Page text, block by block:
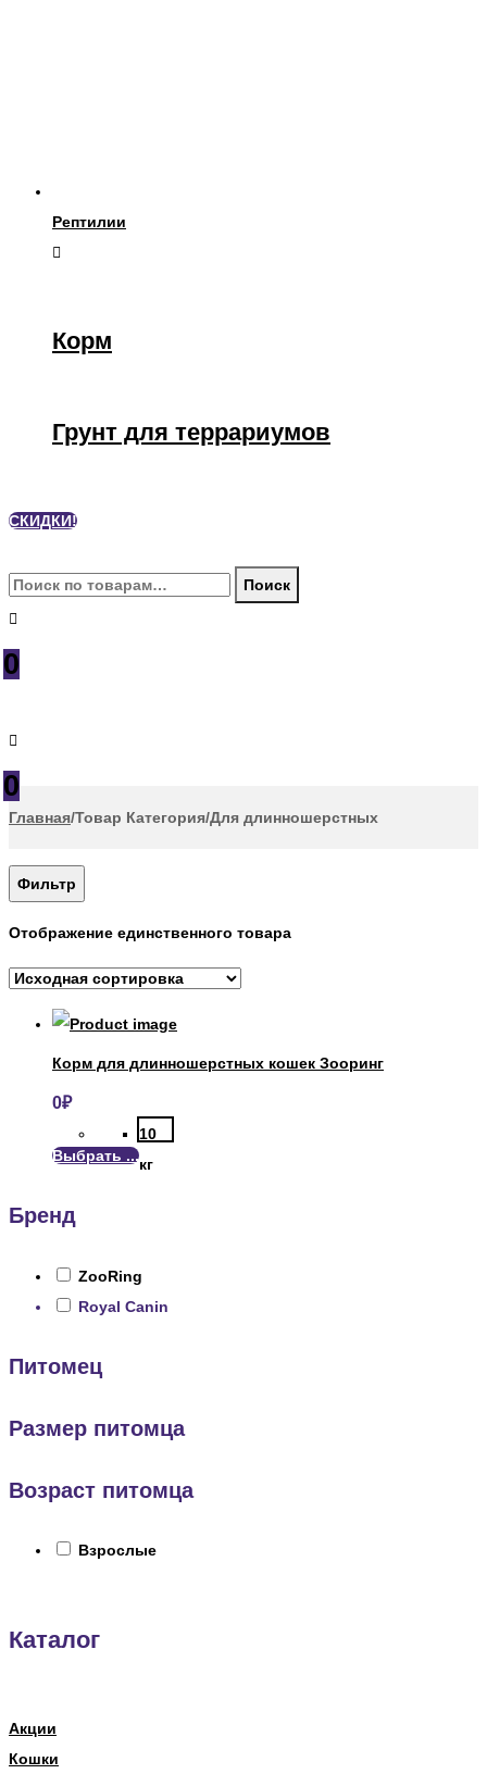
Рептилии
Корм
Грунт для террариумов
СКИДКИ!
Искать: Поиск
0
0
Главная/Товар Категория/Для длинношерстных
Фильтр
Отображение единственного товара
Корм для длинношерстных кошек Зооринг
0₽
10
кг
Выбрать ...
Бренд
ZooRing
Royal Canin
Питомец
Размер питомца
Возраст питомца
Взрослые
Каталог
Акции
Кошки